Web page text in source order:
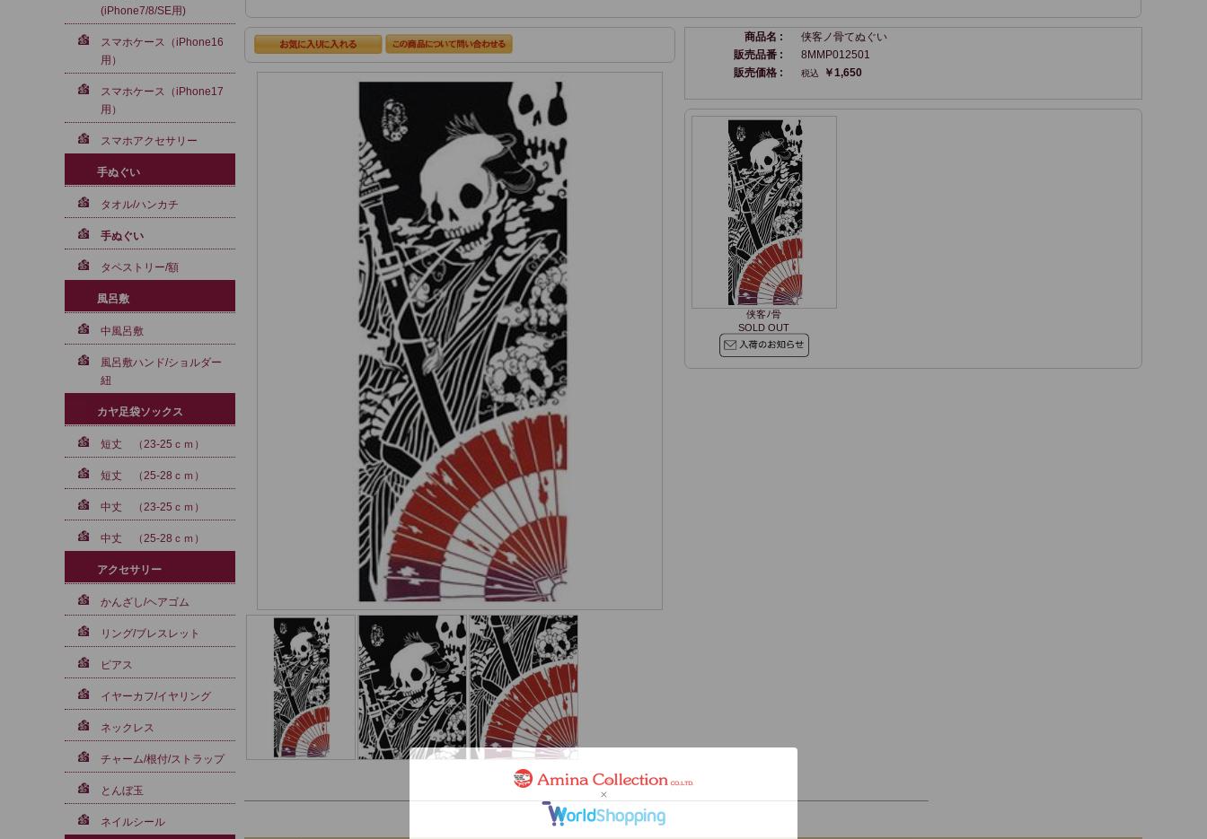
商品名 :
侠客ノ骨てぬぐい
販売品番 :
8MMP012501
販売価格 :
￥1,650
侠客ﾉ骨
SOLD OUT
(iPhone7/8/SE用)
スマホケース（iPhone16
用）
スマホケース（iPhone17
用）
スマホアクセサリー
手ぬぐい
タオル/ハンカチ
手ぬぐい
タペストリー/額
風呂敷
中風呂敷
風呂敷ハンド/ショルダー
紐
カヤ足袋ソックス
短丈 （23-25ｃｍ）
短丈 （25-28ｃｍ）
中丈 （23-25ｃｍ）
中丈 （25-28ｃｍ）
アクセサリー
かんざし/ヘアゴム
リング/ブレスレット
ピアス
イヤーカフ/イヤリング
ネックレス
チャーム/根付/ストラップ
とんぼ玉
ネイルシール